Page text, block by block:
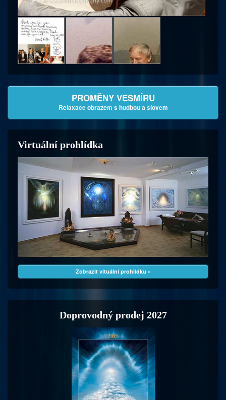
PROMĚNY VESMÍRU
Relaxace obrazem s hudbou a slovem
Virtuální prohlídka
Zobrazit vituální prohlídku »
Doprovodný prodej 2027